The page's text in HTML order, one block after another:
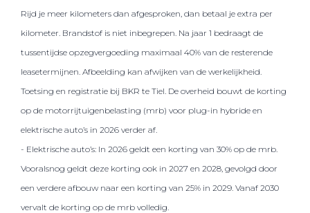
Rijd je meer kilometers dan afgesproken, dan betaal je extra per
kilometer. Brandstof is niet inbegrepen. Na jaar 1 bedraagt de
tussentijdse opzegvergoeding maximaal 40% van de resterende
leasetermijnen. Afbeelding kan afwijken van de werkelijkheid.
Toetsing en registratie bij BKR te Tiel. De overheid bouwt de korting
op de motorrijtuigenbelasting (mrb) voor plug-in hybride en
elektrische auto’s in 2026 verder af.
- Elektrische auto’s: In 2026 geldt een korting van 30% op de mrb.
Vooralsnog geldt deze korting ook in 2027 en 2028, gevolgd door
een verdere afbouw naar een korting van 25% in 2029. Vanaf 2030
vervalt de korting op de mrb volledig.